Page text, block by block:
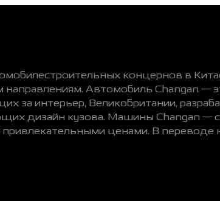
концернов в
направлениям. Автомобиль Changan —
за интерьер, Великобритании,
дизайн кузова. Машины Changan —
ценами. В переводе